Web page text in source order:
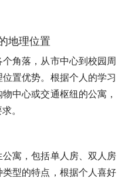
地理位置
角落，从市中心到校园周
置优势。根据个人的学习
中心或交通枢纽的公寓，
。
寓，包括单人房、双人房
型的特点，根据个人喜好